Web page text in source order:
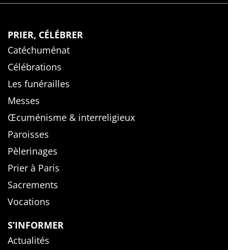
PRIER, CÉLÉBRER
Catéchuménat
Célébrations
Les funérailles
Messes
Œcuménisme & interreligieux
Paroisses
Pèlerinages
Prier à Paris
Sacrements
Vocations
S’INFORMER
Actualités